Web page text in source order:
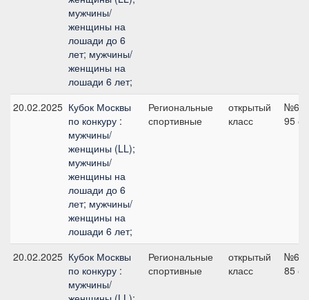
мужчины/
женщины на
лошади до 6
лет; мужчины/
женщины на
лошади 6 лет;
20.02.2025 Кубок Москвы
по конкуру :
мужчины/
женщины (LL);
мужчины/
женщины на
лошади до 6
лет; мужчины/
женщины на
лошади 6 лет;
Региональные
спортивные
открытый
класс
№6,
95 см
20.02.2025 Кубок Москвы
по конкуру :
мужчины/
Региональные
спортивные
открытый
класс
№6,
85 см